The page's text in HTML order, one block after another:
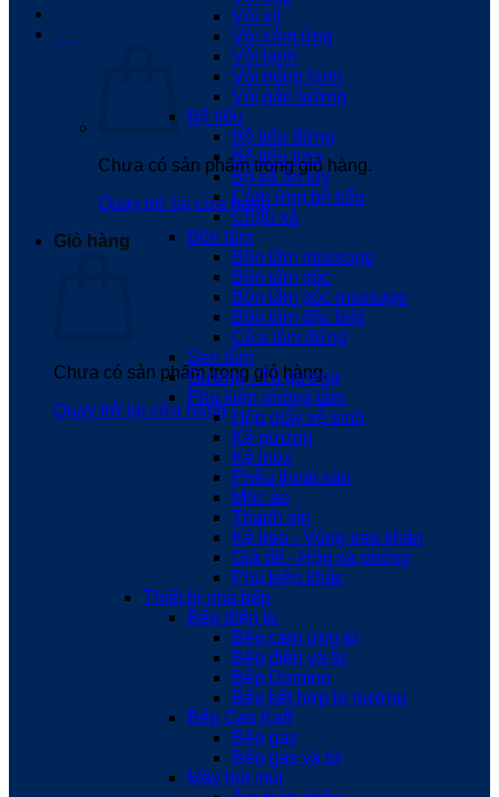
Chưa có sản phẩm trong giỏ hàng.
Quay trở lại cửa hàng
Giỏ hàng
Chưa có sản phẩm trong giỏ hàng.
Quay trở lại cửa hàng
Vòi xịt
Vòi cảm ứng
Vòi lạnh
Vòi nóng lạnh
Vòi gắn tường
Bệ tiểu
Bệ tiểu đứng
Bệ tiểu treo
Bộ xả ấn tay
Cảm ứng bệ tiểu
Chậu xả
Bồn tắm
Bồn tắm massage
Bồn tắm góc
Bồn tắm góc massage
Bồn tắm đặc biệt
Cửa tắm đứng
Sen tắm
Gương - Tủ gương
Phụ kiện phòng tắm
Hộp giấy vệ sinh
Kệ gương
Kệ Inox
Phễu thoát sàn
Móc áo
Thanh vịn
Kệ treo - Vòng treo khăn
Giá để - Hộp xà phòng
Phụ kiện khác
Thiết bị nhà bếp
Bếp điện từ
Bếp cảm ứng từ
Bếp điện và từ
Bếp Domino
Bếp kết hợp lò nướng
Bếp Gas Kaff
Bếp gas
Bếp gas và từ
Máy hút mùi